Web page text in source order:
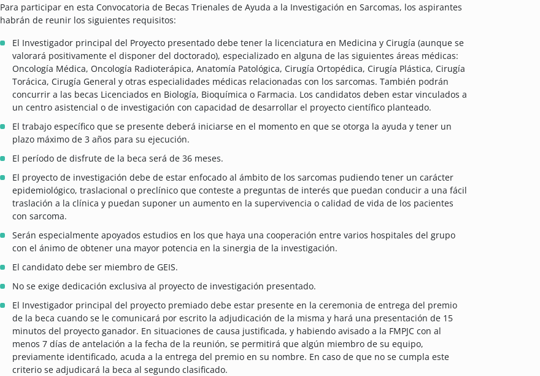
Para participar en esta Convocatoria de Becas Trienales de Ayuda a la Investigación en Sarcomas, los aspirantes
habrán de reunir los siguientes requisitos:
El Investigador principal del Proyecto presentado debe tener la licenciatura en Medicina y Cirugía (aunque se
valorará positivamente el disponer del doctorado), especializado en alguna de las siguientes áreas médicas:
Oncología Médica, Oncología Radioterápica, Anatomía Patológica, Cirugía Ortopédica, Cirugía Plástica, Cirugía
Torácica, Cirugía General y otras especialidades médicas relacionadas con los sarcomas. También podrán
concurrir a las becas Licenciados en Biología, Bioquímica o Farmacia. Los candidatos deben estar vinculados a
un centro asistencial o de investigación con capacidad de desarrollar el proyecto científico planteado.
El trabajo específico que se presente deberá iniciarse en el momento en que se otorga la ayuda y tener un
plazo máximo de 3 años para su ejecución.
El período de disfrute de la beca será de 36 meses.
El proyecto de investigación debe de estar enfocado al ámbito de los sarcomas pudiendo tener un carácter
epidemiológico, traslacional o preclínico que conteste a preguntas de interés que puedan conducir a una fácil
traslación a la clínica y puedan suponer un aumento en la supervivencia o calidad de vida de los pacientes
con sarcoma.
Serán especialmente apoyados estudios en los que haya una cooperación entre varios hospitales del grupo
con el ánimo de obtener una mayor potencia en la sinergia de la investigación.
El candidato debe ser miembro de GEIS.
No se exige dedicación exclusiva al proyecto de investigación presentado.
El Investigador principal del proyecto premiado debe estar presente en la ceremonia de entrega del premio
de la beca cuando se le comunicará por escrito la adjudicación de la misma y hará una presentación de 15
minutos del proyecto ganador. En situaciones de causa justificada, y habiendo avisado a la FMPJC con al
menos 7 días de antelación a la fecha de la reunión, se permitirá que algún miembro de su equipo,
previamente identificado, acuda a la entrega del premio en su nombre. En caso de que no se cumpla este
criterio se adjudicará la beca al segundo clasificado.